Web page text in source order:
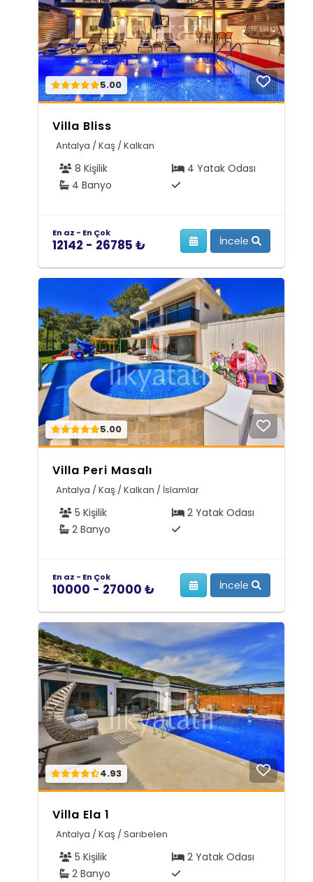
5.00
Villa Bliss
Antalya / Kaş / Kalkan
8 Kişilik
4 Yatak Odası
4 Banyo
En az - En Çok
12142 - 26785 ₺ İncele
5.00
Villa Peri Masalı
Antalya / Kaş / Kalkan / İslamlar
5 Kişilik
2 Yatak Odası
2 Banyo
En az - En Çok
10000 - 27000 ₺ İncele
4.93
Villa Ela 1
Antalya / Kaş / Sarıbelen
5 Kişilik
2 Yatak Odası
2 Banyo